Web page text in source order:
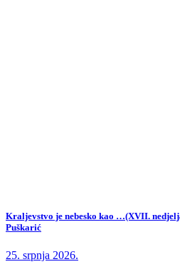
Kraljevstvo je nebesko kao …(XVII.
Puškarić
25. srpnja 2026.